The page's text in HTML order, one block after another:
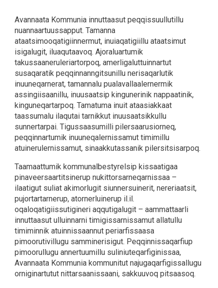
Avannaata Kommunia innuttaasut peqqissuullutillu
nuannaartuussapput. Tamanna
ataatsimooqatigiinnermut, inuiaqatigiillu ataatsimut
isigalugit, iluaqutaavoq. Ajoraluartumik
takussaaneruleriartorpoq, amerligaluttuinnartut
susaqaratik peqqinnanngitsunillu nerisaqarlutik
inuuneqarnerat, tamannalu pualavallaalernermik
assingiisaanillu, inuusaatsip kingunerinik nappaatinik,
kinguneqartarpoq. Tamatuma inuit ataasiakkaat
taassumalu ilaqutai tarnikkut inuusaatsikkullu
sunnertarpai. Tigussaasumilli pilersaarusiorneq,
peqqinnartumik inuuneqalernissamut timimillu
atuinerulernissamut, sinaakkutassanik pilersitsisarpoq.
Taamaattumik kommunalbestyrelsip kissaatigaa
pinaveersaartitsinerup nukittorsarneqarnissaa –
ilaatigut suliat akimorlugit siunnersuinerit, nereriaatsit,
pujortartarnerup, atornerluinerup il.il.
oqaloqatigiissutigineri aqqutigalugit – aammattaarli
innuttaasut ulluinnarni timigissarnissamut allatullu
timiminnik atuinnissaannut periarfissaasa
pimoorutivillugu samminerisigut. Peqqinnissaqarfiup
pimoorullugu annertuumillu suliniuteqarfiginissaa,
Avannaata Kommunia kommunitut najugaqarfigissallugu
orniginartutut nittarsaanissaani, sakkuuvoq pitsaasoq.